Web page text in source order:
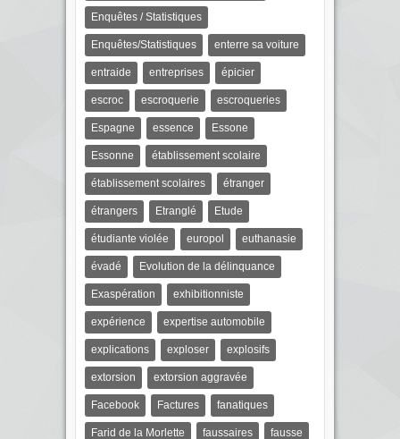
Enquêtes / Statistiques
Enquêtes/Statistiques enterre sa voiture
entraide entreprises épicier
escroc escroquerie escroqueries
Espagne essence Essone
Essonne établissement scolaire
établissement scolaires étranger
étrangers Etranglé Etude
étudiante violée europol euthanasie
évadé Evolution de la délinquance
Exaspération exhibitionniste
expérience expertise automobile
explications exploser explosifs
extorsion extorsion aggravée
Facebook Factures fanatiques
Farid de la Morlette faussaires fausse